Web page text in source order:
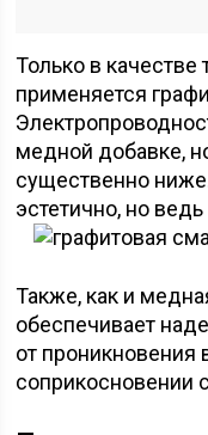
Только в
применяется
медной добавке,
существенно
эстетично, но
Также, как и
обеспечивает
от проникновения
соприкосновении